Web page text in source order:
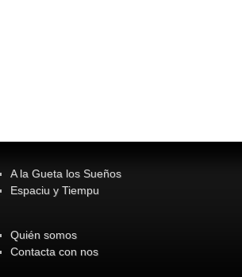
A la Gueta los Sueños
Espaciu y Tiempu
Quién somos
Contacta con nos